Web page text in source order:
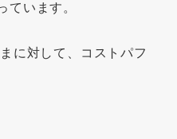
います。
に対して、コストパフ